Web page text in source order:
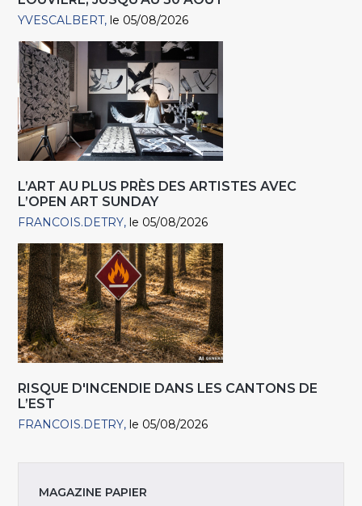
YVESCALBERT le 05/08/2026
L’ART AU PLUS PRÈS DES ARTISTES AVEC
L’OPEN ART SUNDAY
FRANCOIS.DETRY le 05/08/2026
RISQUE D'INCENDIE DANS LES CANTONS DE
L’EST
FRANCOIS.DETRY le 05/08/2026
MAGAZINE PAPIER